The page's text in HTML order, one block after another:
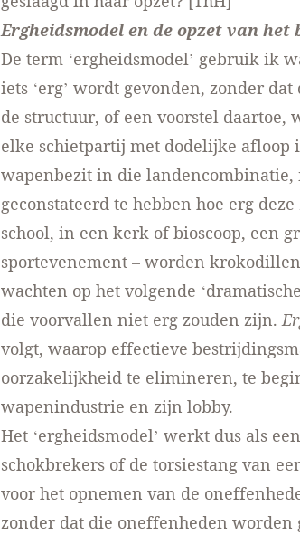
Ergheidsmodel en de opzet van het
De term ‘ergheidsmodel’ gebruik ik
iets ‘erg’ wordt gevonden, zonder
de structuur, of een voorstel daartoe,
elke schietpartij met dodelijke afloop
wapenbezit in die landencombinatie,
geconstateerd te hebben hoe erg
school, in een kerk of bioscoop, een
sportevenement – worden
wachten op het volgende
die voorvallen niet erg zouden zijn.
volgt, waarop effectieve
oorzakelijkheid te elimineren, te
wapenindustrie en zijn lobby.
Het ‘ergheidsmodel’ werkt dus als
schokbrekers of de torsiestang van
voor het opnemen van de
zonder dat die oneffenheden worden